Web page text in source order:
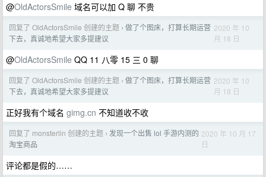
@OldActorsSmile 域名可以加 Q 聊 不贵
回复了 OldActorsSmile 创建的主题 › 做了个图床，打算长期运营
下去，真诚地希望大家多提建议
2020 年 10
月 18 日
@OldActorsSmile QQ 11 八零 15 三 0 聊
回复了 OldActorsSmile 创建的主题 › 做了个图床，打算长期运营
下去，真诚地希望大家多提建议
2020 年 10
月 18 日
正好我有个域名 gimg.cn 不知道收不收
回复了 monsterlin 创建的主题 › 发现一个出售 lol 手游内测的
淘宝商品
2020 年 10 月 17
日
评论都是假的……